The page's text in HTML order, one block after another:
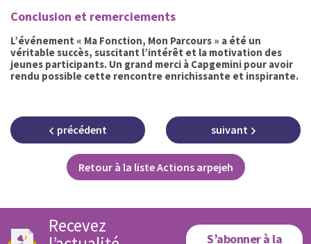
Conclusion et remerciements
L’événement « Ma Fonction, Mon Parcours » a été un
véritable succès, suscitant l’intérêt et la motivation des
jeunes participants. Un grand merci à Capgemini pour avoir
rendu possible cette rencontre enrichissante et inspirante.
précédent
Retour à la liste Actions arpejeh
suivant
Recevez
S’abonner à la